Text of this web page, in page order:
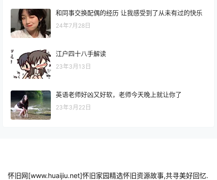
和同事交换配偶的经历 让我感受到了从未有过的快乐
24年7月28日
江户四十八手解读
23年3月13日
英语老师好凶又好软，老师今天晚上就让你了
23年3月22日
怀旧网[www.huaijiu.net]怀旧家园精选怀旧资源故事,共寻美好回忆.